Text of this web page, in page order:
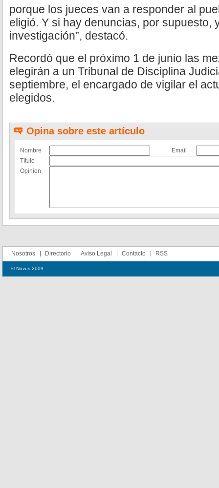
porque los jueces van a responder al
eligió. Y si hay denuncias, por supuesto,
investigación”, destacó.
Recordó que el próximo 1 de junio las
elegirán a un Tribunal de Disciplina
septiembre, el encargado de vigilar el
elegidos.
Opina sobre este artículo
Nombre
Email
Título
Opinion
Nosotros Directorio Aviso Legal Contacto RSS
© Novus 2009